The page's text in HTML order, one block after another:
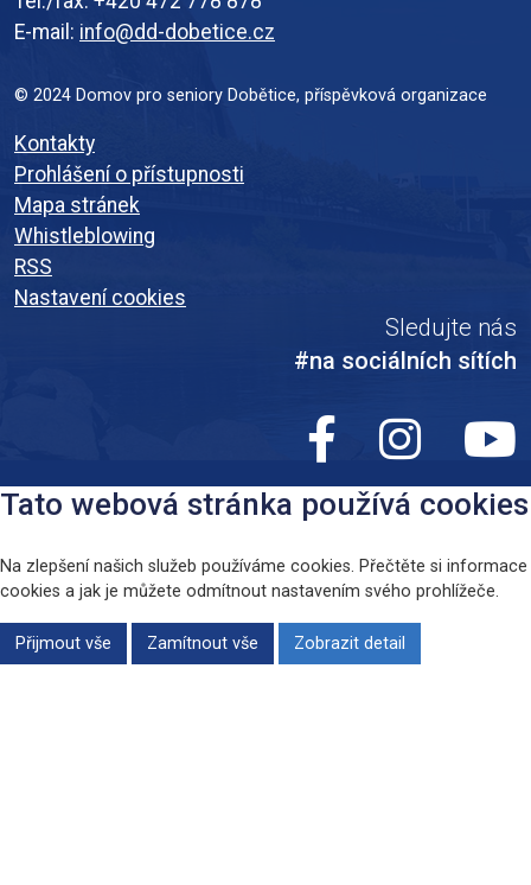
E-mail: info@dd-dobetice.cz
© 2024 Domov pro seniory Dobětice, příspěvková organizace
Kontakty
Prohlášení o přístupnosti
Mapa stránek
Whistleblowing
RSS
Nastavení cookies
Sledujte nás
#na sociálních sítích
Tato webová stránka používá cookies
Na zlepšení našich služeb používáme cookies. Přečtěte si
cookies a jak je můžete odmítnout nastavením svého prohlížeče.
Přijmout vše Zamítnout vše Zobrazit detail